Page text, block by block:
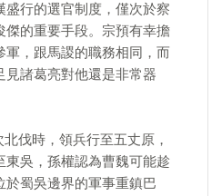
行的選官制度，僅次於察
傑的重要手段。宗預有幸擔
，跟馬謖的職務相同，而
諸葛亮對他還是非常器
伐時，領兵行至五丈原，
吳，孫權認為曹魏可能趁
蜀吳邊界的軍事重鎮巴